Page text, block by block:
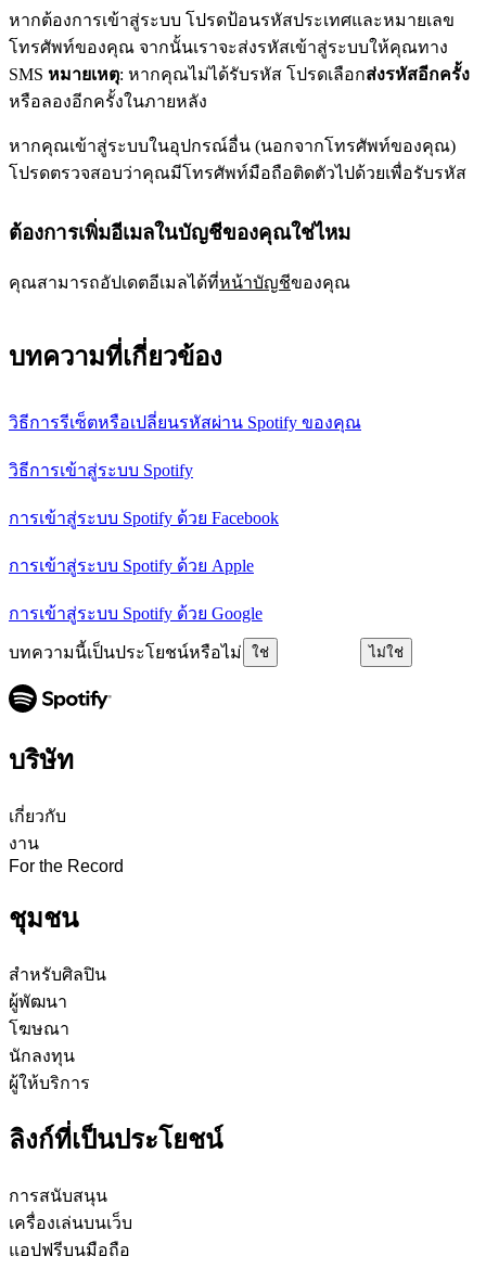
หากต้องการเข้าสู่ระบบ โปรดป้อนรหัสประเทศและหมายเลข
โทรศัพท์ของคุณ จากนั้นเราจะส่งรหัสเข้าสู่ระบบให้คุณทาง
SMS หมายเหตุ: หากคุณไม่ได้รับรหัส โปรดเลือกส่งรหัสอีกครั้ง
หรือลองอีกครั้งในภายหลัง
หากคุณเข้าสู่ระบบในอุปกรณ์อื่น (นอกจากโทรศัพท์ของคุณ)
โปรดตรวจสอบว่าคุณมีโทรศัพท์มือถือติดตัวไปด้วยเพื่อรับรหัส
ต้องการเพิ่มอีเมลในบัญชีของคุณใช่ไหม
คุณสามารถอัปเดตอีเมลได้ที่หน้าบัญชีของคุณ
บทความที่เกี่ยวข้อง
วิธีการรีเซ็ตหรือเปลี่ยนรหัสผ่าน Spotify ของคุณ
วิธีการเข้าสู่ระบบ Spotify
การเข้าสู่ระบบ Spotify ด้วย Facebook
การเข้าสู่ระบบ Spotify ด้วย Apple
การเข้าสู่ระบบ Spotify ด้วย Google
บทความนี้เป็นประโยชน์หรือไม่ ใช่ ไม่ใช่
บริษัท
เกี่ยวกับ
งาน
For the Record
ชุมชน
สำหรับศิลปิน
ผู้พัฒนา
โฆษณา
นักลงทุน
ผู้ให้บริการ
ลิงก์ที่เป็นประโยชน์
การสนับสนุน
เครื่องเล่นบนเว็บ
แอปฟรีบนมือถือ